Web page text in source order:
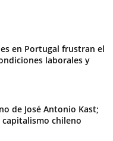
en Portugal frustran el
laborales y
de José Antonio Kast;
chileno